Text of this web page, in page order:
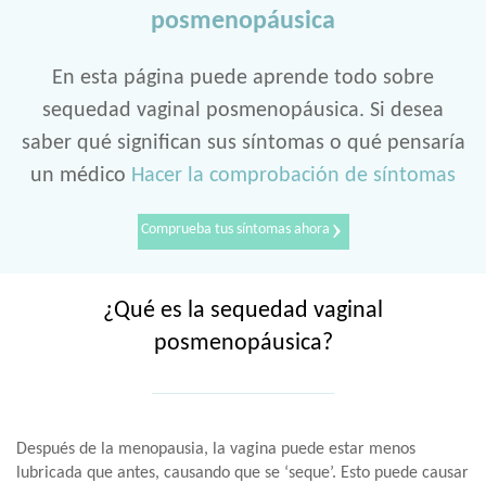
posmenopáusica
En esta página puede aprende todo sobre
sequedad vaginal posmenopáusica. Si desea
saber qué significan sus síntomas o qué pensaría
un médico Hacer la comprobación de síntomas
Comprueba tus síntomas ahora›
¿Qué es la sequedad vaginal
posmenopáusica?
Después de la menopausia, la vagina puede estar menos
lubricada que antes, causando que se ‘seque’. Esto puede causar